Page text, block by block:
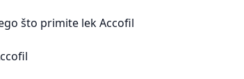
što primite lek Accofil